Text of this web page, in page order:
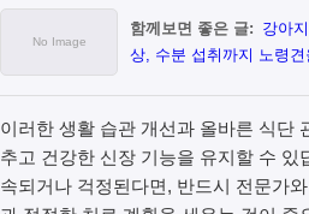
함께보면 좋은 글: 강아
상, 수분 섭취까지 노령
이러한 생활 습관 개선과 올바른 식단
추고 건강한 신장 기능을 유지할 수 있
속되거나 걱정된다면, 반드시 전문가